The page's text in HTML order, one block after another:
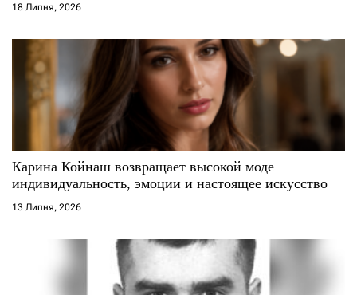
18 Липня, 2026
Карина Койнаш возвращает высокой моде
индивидуальность, эмоции и настоящее искусство
13 Липня, 2026